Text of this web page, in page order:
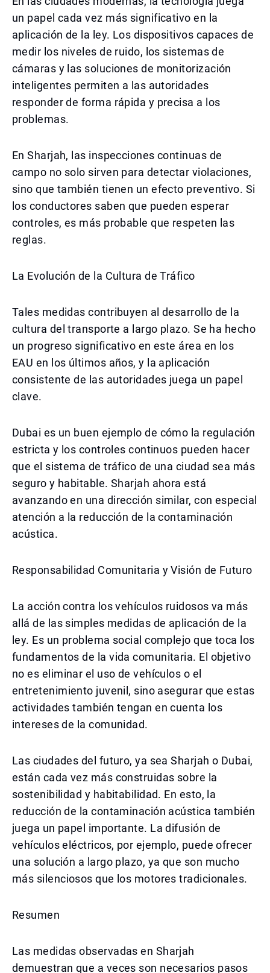
un papel cada vez más significativo en la
aplicación de la ley. Los dispositivos capaces de
medir los niveles de ruido, los sistemas de
cámaras y las soluciones de monitorización
inteligentes permiten a las autoridades
responder de forma rápida y precisa a los
problemas.
En Sharjah, las inspecciones continuas de
campo no solo sirven para detectar violaciones,
sino que también tienen un efecto preventivo. Si
los conductores saben que pueden esperar
controles, es más probable que respeten las
reglas.
La Evolución de la Cultura de Tráfico
Tales medidas contribuyen al desarrollo de la
cultura del transporte a largo plazo. Se ha hecho
un progreso significativo en este área en los
EAU en los últimos años, y la aplicación
consistente de las autoridades juega un papel
clave.
Dubai es un buen ejemplo de cómo la regulación
estricta y los controles continuos pueden hacer
que el sistema de tráfico de una ciudad sea más
seguro y habitable. Sharjah ahora está
avanzando en una dirección similar, con especial
atención a la reducción de la contaminación
acústica.
Responsabilidad Comunitaria y Visión de Futuro
La acción contra los vehículos ruidosos va más
allá de las simples medidas de aplicación de la
ley. Es un problema social complejo que toca los
fundamentos de la vida comunitaria. El objetivo
no es eliminar el uso de vehículos o el
entretenimiento juvenil, sino asegurar que estas
actividades también tengan en cuenta los
intereses de la comunidad.
Las ciudades del futuro, ya sea Sharjah o Dubai,
están cada vez más construidas sobre la
sostenibilidad y habitabilidad. En esto, la
reducción de la contaminación acústica también
juega un papel importante. La difusión de
vehículos eléctricos, por ejemplo, puede ofrecer
una solución a largo plazo, ya que son mucho
más silenciosos que los motores tradicionales.
Resumen
Las medidas observadas en Sharjah
demuestran que a veces son necesarios pasos